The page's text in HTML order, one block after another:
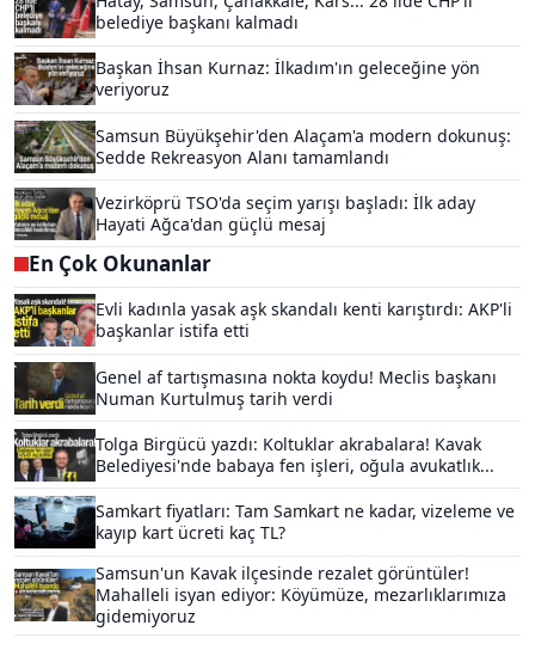
belediye başkanı kalmadı
Başkan İhsan Kurnaz: İlkadım'ın geleceğine yön
veriyoruz
Samsun Büyükşehir'den Alaçam'a modern dokunuş:
Sedde Rekreasyon Alanı tamamlandı
Vezirköprü TSO'da seçim yarışı başladı: İlk aday
Hayati Ağca'dan güçlü mesaj
En Çok Okunanlar
Evli kadınla yasak aşk skandalı kenti karıştırdı: AKP'li
başkanlar istifa etti
Genel af tartışmasına nokta koydu! Meclis başkanı
Numan Kurtulmuş tarih verdi
Tolga Birgücü yazdı: Koltuklar akrabalara! Kavak
Belediyesi'nde babaya fen işleri, oğula avukatlık...
Samkart fiyatları: Tam Samkart ne kadar, vizeleme ve
kayıp kart ücreti kaç TL?
Samsun'un Kavak ilçesinde rezalet görüntüler!
Mahalleli isyan ediyor: Köyümüze, mezarlıklarımıza
gidemiyoruz